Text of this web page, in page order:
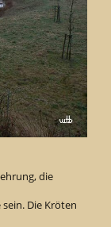
die
Die Kröten